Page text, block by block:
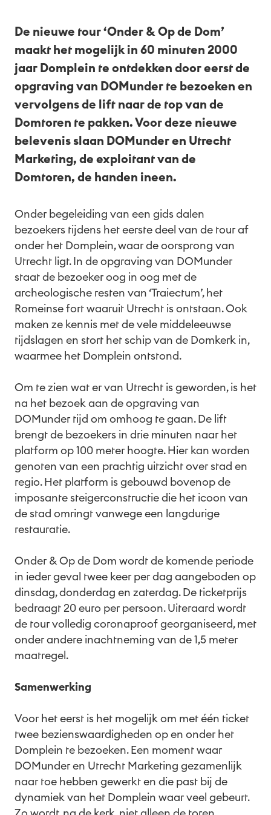
De nieuwe tour ‘Onder & Op de Dom’
maakt het mogelijk in 60 minuten 2000
jaar Domplein te ontdekken door eerst de
opgraving van DOMunder te bezoeken en
vervolgens de lift naar de top van de
Domtoren te pakken. Voor deze nieuwe
belevenis slaan DOMunder en Utrecht
Marketing, de exploitant van de
Domtoren, de handen ineen.
Onder begeleiding van een gids dalen
bezoekers tijdens het eerste deel van de tour af
onder het Domplein, waar de oorsprong van
Utrecht ligt. In de opgraving van DOMunder
staat de bezoeker oog in oog met de
archeologische resten van ‘Traiectum’, het
Romeinse fort waaruit Utrecht is ontstaan. Ook
maken ze kennis met de vele middeleeuwse
tijdslagen en stort het schip van de Domkerk in,
waarmee het Domplein ontstond.
Om te zien wat er van Utrecht is geworden, is het
na het bezoek aan de opgraving van
DOMunder tijd om omhoog te gaan. De lift
brengt de bezoekers in drie minuten naar het
platform op 100 meter hoogte. Hier kan worden
genoten van een prachtig uitzicht over stad en
regio. Het platform is gebouwd bovenop de
imposante steigerconstructie die het icoon van
de stad omringt vanwege een langdurige
restauratie.
Onder & Op de Dom wordt de komende periode
in ieder geval twee keer per dag aangeboden op
dinsdag, donderdag en zaterdag. De ticketprijs
bedraagt 20 euro per persoon. Uiteraard wordt
de tour volledig coronaproof georganiseerd, met
onder andere inachtneming van de 1,5 meter
maatregel.
Samenwerking
Voor het eerst is het mogelijk om met één ticket
twee bezienswaardigheden op en onder het
Domplein te bezoeken. Een moment waar
DOMunder en Utrecht Marketing gezamenlijk
naar toe hebben gewerkt en die past bij de
dynamiek van het Domplein waar veel gebeurt.